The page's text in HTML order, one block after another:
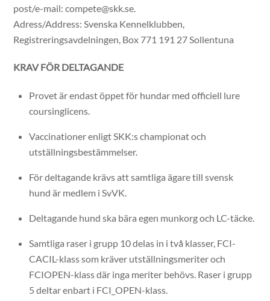
post/e-mail: compete@skk.se
Adress/Address: Svenska Kennelklubben,
Registreringsavdelningen, Box 771 191 27 Sollentuna
KRAV FÖR DELTAGANDE
Provet är endast öppet för hundar med officiell lure
coursinglicens.
Vaccinationer enligt SKK:s championat och
utställningsbestämmelser.
För deltagande krävs att samtliga ägare till svensk
hund är medlem i SvVK.
Deltagande hund ska bära egen munkorg och LC-täcke.
Samtliga raser i grupp 10 delas in i två klasser, FCI-
CACIL-klass som kräver utställningsmeriter och
FCIOPEN-klass där inga meriter behövs. Raser i grupp
5 deltar enbart i FCI_OPEN-klass.